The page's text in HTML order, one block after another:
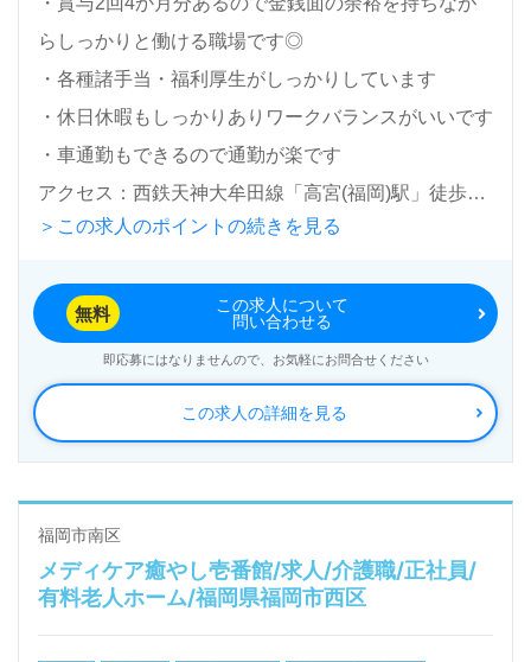
らしっかりと働ける職場です◎
・各種諸手当・福利厚生がしっかりしています
・休日休暇もしっかりありワークバランスがいいです
・車通勤もできるので通勤が楽です
アクセス：西鉄天神大牟田線「高宮(福岡)駅」徒歩22
分
医療/福祉業界の正社員/パート求人探しは【ウィルオ
ブ介護】＊求人情報収集、将来的に検討の方も遠慮な
く＊
LINE、メール、お電話などご希望に応じてお問い合
わせ/ご相談可能です。転職相談、求人紹介、年収交
渉など完全無料サービスをご利用いただけます。＜非
公開求人も取扱いあり！＞"転職支援"のプロと一緒に
転職活動！お問い合わせお待ちしております。
＞この求人のポイントの続きを見る
この求人の詳細を見る
無料
この求人について
問い合わせる
即応募にはなりませんので、お気軽にお問合せください
福岡市南区
メディケア癒やし壱番館/求人/介護職/正社員/
有料老人ホーム/福岡県福岡市西区